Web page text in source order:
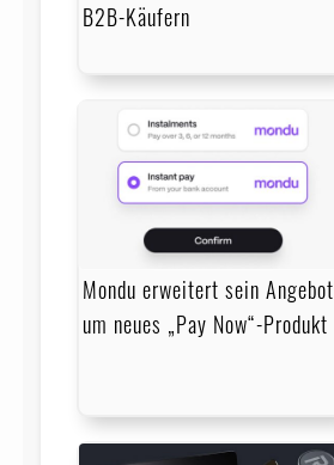
B2B-Käufern
Mondu erweitert sein Angebot
um neues „Pay Now“-Produkt